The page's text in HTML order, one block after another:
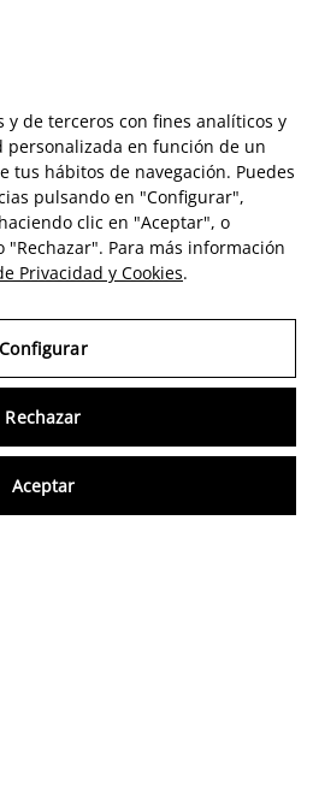
y de terceros con fines analíticos y
en función de un
tus hábitos de navegación. Puedes
pulsando en "Configurar",
clic en "Aceptar", o
"Rechazar". Para más información
Privacidad y Cookies.
Configurar
Rechazar
Aceptar